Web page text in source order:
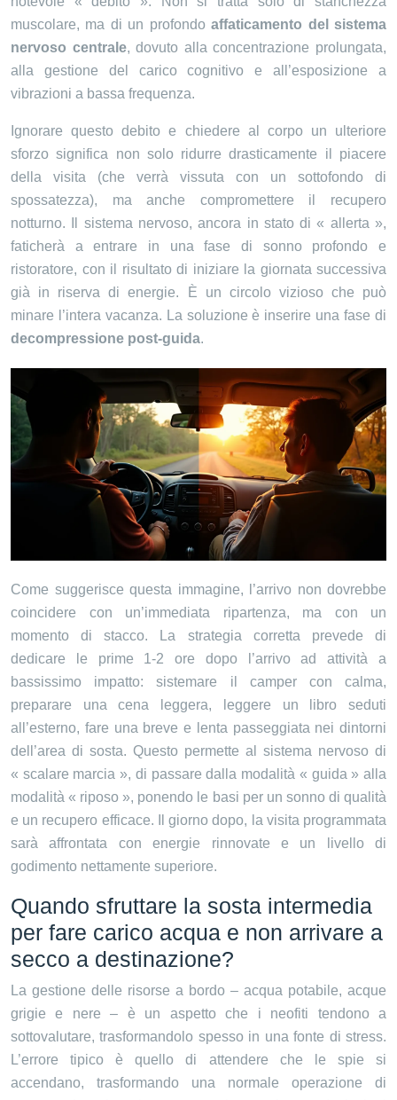
muscolare, ma di un profondoaffaticamento del sistema
nervoso centrale, dovuto alla concentrazione prolungata,
alla gestione del carico cognitivo e all’esposizione a
vibrazioni a bassa frequenza.
Ignorare questo debito e chiedere al corpo un ulteriore
sforzo significa non solo ridurre drasticamente il piacere
della visita (che verrà vissuta con un sottofondo di
spossatezza), ma anche compromettere il recupero
notturno. Il sistema nervoso, ancora in stato di « allerta »,
faticherà a entrare in una fase di sonno profondo e
ristoratore, con il risultato di iniziare la giornata successiva
già in riserva di energie. È un circolo vizioso che può
minare l’intera vacanza. La soluzione è inserire una fase di
decompressione post-guida.
Come suggerisce questa immagine, l’arrivo non dovrebbe
coincidere con un’immediata ripartenza, ma con un
momento di stacco. La strategia corretta prevede di
dedicare le prime 1-2 ore dopo l’arrivo ad attività a
bassissimo impatto: sistemare il camper con calma,
preparare una cena leggera, leggere un libro seduti
all’esterno, fare una breve e lenta passeggiata nei dintorni
dell’area di sosta. Questo permette al sistema nervoso di
« scalare marcia », di passare dalla modalità « guida » alla
modalità « riposo », ponendo le basi per un sonno di qualità
e un recupero efficace. Il giorno dopo, la visita programmata
sarà affrontata con energie rinnovate e un livello di
godimento nettamente superiore.
Quando sfruttare la sosta intermedia
per fare carico acqua e non arrivare a
secco a destinazione?
La gestione delle risorse a bordo – acqua potabile, acque
grigie e nere – è un aspetto che i neofiti tendono a
sottovalutare, trasformandolo spesso in una fonte di stress.
L’errore tipico è quello di attendere che le spie si
accendano, trasformando una normale operazione di